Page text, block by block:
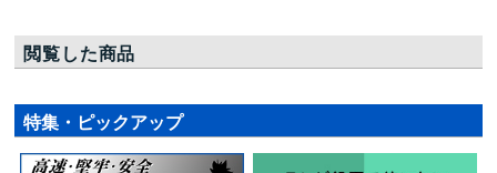
閲覧した商品
特集・ピックアップ